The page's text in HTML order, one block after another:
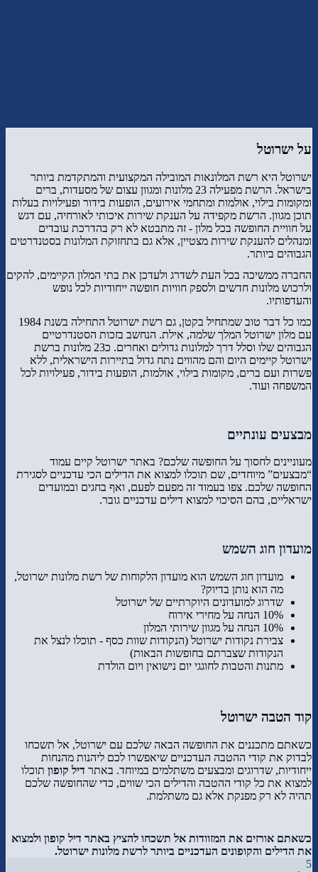
על ישרוטל
ישרוטל היא רשת המלונאות המובילה המקצועית והמתקדמת ביותר
בישראל. הרשת מפעילה 23 מלונות ומגוון עצום של מסעדות, ברים
ומקומות בילוי, אולמות ומתחמי אירועים, הופעות בידור ופעילויות בעלות
תוכן מגוון. הרשת מקפידה על הענקת שירות איכותי לאורחיה, עם דגש
על חוויית החופשה בכל מלון - זה מתבטא לא רק בהדרכת עובדים
ומנהלים להענקת שירות מצטיין, אלא גם בתחזוקת המלונות בסטנדרטים
הגבוהים ביותר.
החברה ממשיכה בכל העת לשדרג ולעדכן את בתי המלון הקיימים, להקים
ולרכוש מלונות חדשים ולספק חוויות חופשה ייחודיות לכל נופש
והעדפותיו.
כמו כל דבר טוב שמתחיל בקטן, גם רשת ישרוטל התחילה בשנת 1984
עם מלון ישרוטל המלך שלמה, אילת. הנחשב בזכות הסטנדרטיים
הגבוהים שלו וסלל דרך למלונות גדולים ואחרים. כ23 מלונות ברשת
ישרוטל קיימים היום והם מהווים נתח גדול בתיירות הישראלית, ללא
פשרות ועם ברים, מקומות בילוי, אולמות, הופעות בידור, פעילויות לכל
המשפחה ועוד.
מבצעים עונתיים
מעוניינים לחסוך על החופשה שלכם? באתר ישרוטל קיים עמוד
“מבצעים” מיוחדים, שם תוכלו למצוא את הדילים הכי עדכניים לסגירת
החופשה שלכם. צפו בעמוד זה מפעם לפעם, ואף בחגים ובמועדים
ישראליים, בהם הסיכוי למצוא דילים עדכניים גובר.
מועדון חוג השמש
מועדון חוג השמש הוא מועדון הלקוחות של רשת מלונות ישרוטל,
מה הוא נותן בדיוק?
שדרוג למועדונים היוקרתיים של ישרוטל
10% הנחה על מחירי אירוח
10% הנחה על מגוון שירותי המלון
צבירת נקודות ישרוטל (הנקודות שוות כסף - תוכלו לנצל את
הנקודות שצברתם בחופשות הבאות)
מתנות והטבות לחוגגי יום נישואין ויום הולדת
קוד הטבה ישרוטל
כשאתם מתכננים את החופשה הבאה שלכם עם ישרוטל, אל תשכחו
לבדוק את קודי ההטבה העדכניים שיאפשרו לכם ליהנות מהנחות
ייחודיות, שדרוגים ומבצעים משתלמים במיוחד. באתר דיל קופון תוכלו
למצוא את כל קודי ההטבה והדילים הכי שווים, כדי שהחופשה שלכם
תהיה לא רק מפנקת אלא גם משתלמת.
כשאתם אורזים את המזוודות אל תשכחו להציץ באתר דיל קופון ולמצוא
את הדילים והקופונים העדכניים ביותר לרשת מלונות ישרוטל.
5